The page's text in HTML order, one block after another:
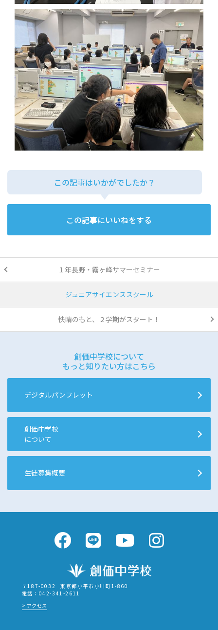
この記事はいかがでしたか？
この記事にいいねをする
１年長野・霧ヶ峰サマーセミナー
ジュニアサイエンススクール
快晴のもと、２学期がスタート！
創価中学校について
もっと知りたい方はこちら
デジタルパンフレット
創価中学校
について
生徒募集概要
〒187-0032
東京都小平市小川町1-860
電話：042-341-2611
アクセス